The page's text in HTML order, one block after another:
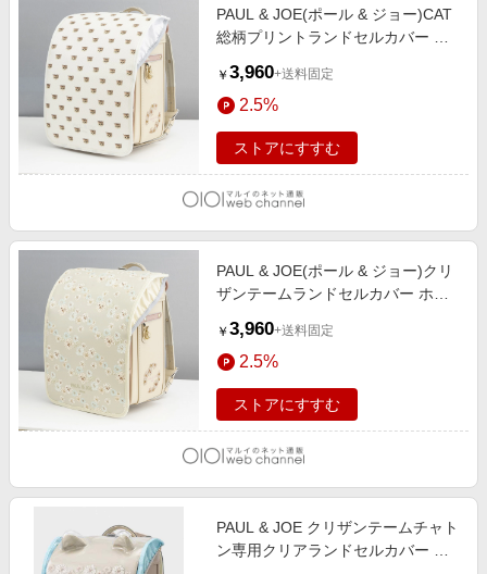
PAUL & JOE(ポール & ジョー)CAT
総柄プリントランドセルカバー ホ
￥ 3,960+送料固定
2.5%
ストアにすすむ
PAUL & JOE(ポール & ジョー)クリ
ザンテームランドセルカバー ホワ
￥ 3,960+送料固定
2.5%
ストアにすすむ
PAUL & JOE クリザンテームチャト
ン専用クリアランドセルカバー ミ